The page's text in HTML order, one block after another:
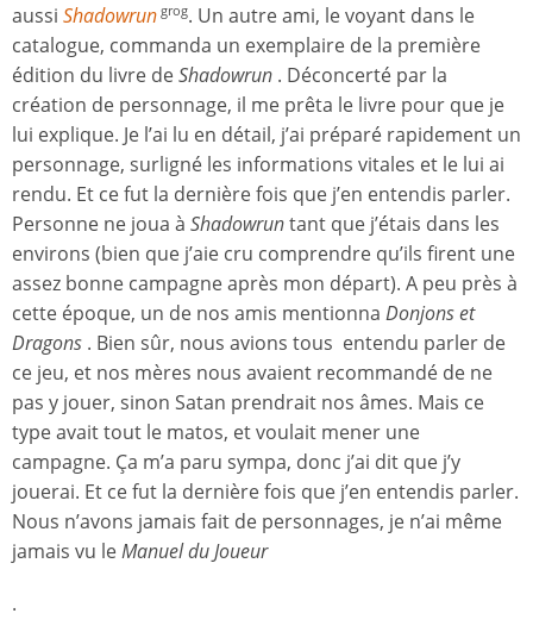
aussi Shadowrun grog. Un autre ami, le voyant dans le
catalogue, commanda un exemplaire de la première
édition du livre deShadowrun . Déconcerté par la
création de personnage, il me prêta le livre pour que je
lui explique. Je l’ai lu en détail, j’ai préparé rapidement un
personnage, surligné les informations vitales et le lui ai
rendu. Et ce fut la dernière fois que j’en entendis parler.
Personne ne joua à Shadowruntant que j’étais dans les
environs (bien que j’aie cru comprendre qu’ils firent une
assez bonne campagne après mon départ). A peu près à
cette époque, un de nos amis mentionna Donjons et
Dragons . Bien sûr, nous avions tous entendu parler de
ce jeu, et nos mères nous avaient recommandé de ne
pas y jouer, sinon Satan prendrait nos âmes. Mais ce
type avait tout le matos, et voulait mener une
campagne. Ça m’a paru sympa, donc j’ai dit que j’y
jouerai. Et ce fut la dernière fois que j’en entendis parler.
Nous n’avons jamais fait de personnages, je n’ai même
jamais vu leManuel du Joueur
.